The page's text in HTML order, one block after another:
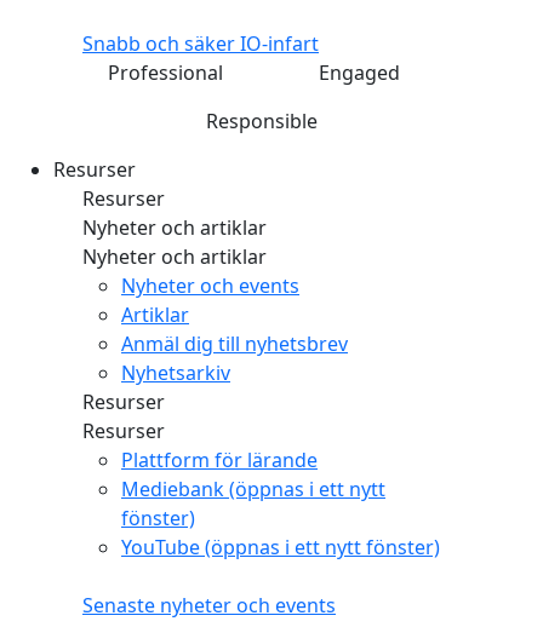
Snabb och säker IO-infart
Professional
Engaged
Responsible
Resurser
Resurser
Nyheter och artiklar
Nyheter och artiklar
Nyheter och events
Artiklar
Anmäl dig till nyhetsbrev
Nyhetsarkiv
Resurser
Resurser
Plattform för lärande
Mediebank(öppnas i ett nytt
fönster)
YouTube(öppnas i ett nytt fönster)
Senaste nyheter och events